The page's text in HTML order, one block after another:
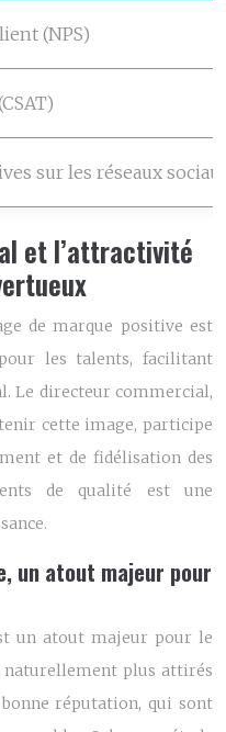
(NPS)
sur les réseaux
et l’attractivité
de marque positive est
les talents, facilitant
Le directeur commercial,
cette image, participe
et de fidélisation des
de qualité est une
un atout majeur pour
un atout majeur pour le
naturellement plus attirés
réputation, qui sont